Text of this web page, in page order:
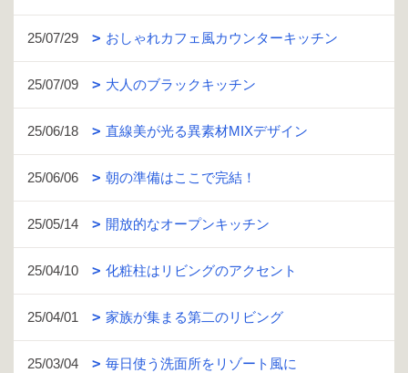
25/07/29 おしゃれカフェ風カウンターキッチン
25/07/09 大人のブラックキッチン
25/06/18 直線美が光る異素材MIXデザイン
25/06/06 朝の準備はここで完結！
25/05/14 開放的なオープンキッチン
25/04/10 化粧柱はリビングのアクセント
25/04/01 家族が集まる第二のリビング
25/03/04 毎日使う洗面所をリゾート風に